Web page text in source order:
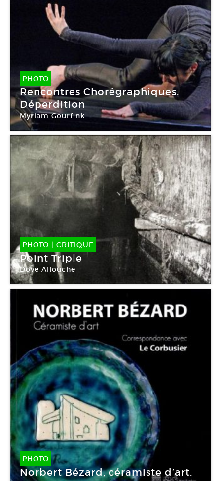
PHOTO
Rencontres Chorégraphiques.
Déperdition
Myriam Gourfink
PHOTO | CRITIQUE
Point Triple
Dove Allouche
Centre Pompidou Paris
PHOTO
Norbert Bézard, céramiste d’art.